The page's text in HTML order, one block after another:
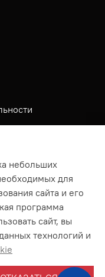
система ЯНДЕКС
технологии
рекламно-
небольших
для
сайта и его
программа
сайт, вы
технологий и